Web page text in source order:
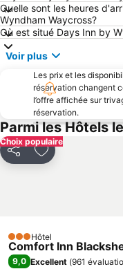
Quelle sont les heures
Wyndham Waycross?
Où est situé Days Inn by
Voir plus
Les prix et les
réservation changent
l’offre affichée sur
réservation.
Parmi les Hôtels
Choix populaire
PartagerAjouter à mes
3 Étoiles
Hôtel
Comfort Inn
9,0 Excellent (961